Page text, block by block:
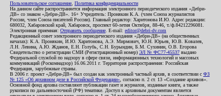
Пользовательское соглашение Политика конфиденциальности
На данном сайте распространяется информация электронного периодического издания «Дебри-
ДВ» со знаком «Дебри-ДВ». 16+ Учредитель: Пронякин К.А. (член Союза журналистов
России, член Союза писателей России). Главный редактор: Харитонова И.Ю. Адрес редакции:
680032, Хабаровский край, Хабаровск, проспект 60-летия Октября, 88-46, т./ф.84212296081.
Электронная приемная: Отправить сообщение . E-mail: editor@debri-dv.com
Редакционный совет электронного периодического издания «Дебри-ДВ» (на общественных
началах): К.А. Пронякин, И.Ю. Харитонова, А.Э. Мирмович, Ю.Н. Юрьев, Ю.В. Ковалев,
Л.Н. Левина, А.Ю. Жданов, Е.Н. Голубь, С.Н. Бурындин, Б.М. Сухинин, О.В. Егорова
Свидетельство о регистрации СМИ (Регистрационный номер) ЭЛ № ФС77-45537 выдано
Федеральной службой по надзору в сфере связи, информационных технологий и массовых
коммуникаций (Роскомнадзор) 16.06.2011 г. Территория распространения: Российская
Федерация, зарубежные страны.
В 2006 г. проект «Дебри-ДВ» был создан как электронный частный архив, в соответствии с ФЗ
№ 125 «Об архивном деле в Российской Федерации» , согласно п. 2 ст. 13 «Создание архивов».
Основной фонд архива составляют публикации газет и журналов, изданные книги, а также
рукописи по дальневосточной (РФ) тематике. Доступ к архивным документам является